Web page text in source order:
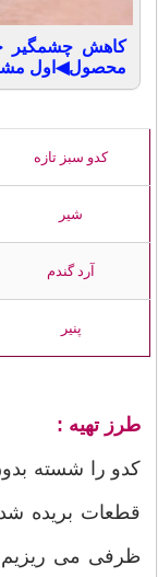
محصول◀اول
کدو سبز تازه
شیر
آرد گندم
پنیر
طرز تهیه :
کدو را شسته
ظرفی می